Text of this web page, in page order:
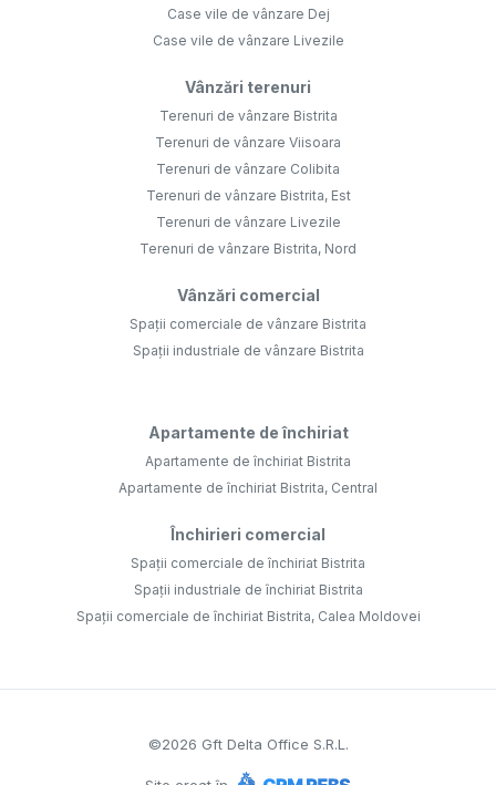
Case vile de vânzare Dej
Case vile de vânzare Livezile
Vânzări terenuri
Terenuri de vânzare Bistrita
Terenuri de vânzare Viisoara
Terenuri de vânzare Colibita
Terenuri de vânzare Bistrita, Est
Terenuri de vânzare Livezile
Terenuri de vânzare Bistrita, Nord
Vânzări comercial
Spații comerciale de vânzare Bistrita
Spații industriale de vânzare Bistrita
Apartamente de închiriat
Apartamente de închiriat Bistrita
Apartamente de închiriat Bistrita, Central
Închirieri comercial
Spații comerciale de închiriat Bistrita
Spații industriale de închiriat Bistrita
Spații comerciale de închiriat Bistrita, Calea Moldovei
©2026 Gft Delta Office S.R.L.